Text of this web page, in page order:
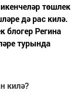
төшлек
дә рас килә.
блогер Регина
турында
килә?